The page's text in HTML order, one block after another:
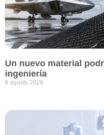
Un nuevo material
ingeniería
6 agosto 2026